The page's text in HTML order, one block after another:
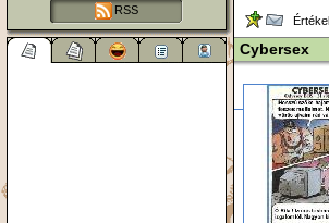
RSS
Cybersex